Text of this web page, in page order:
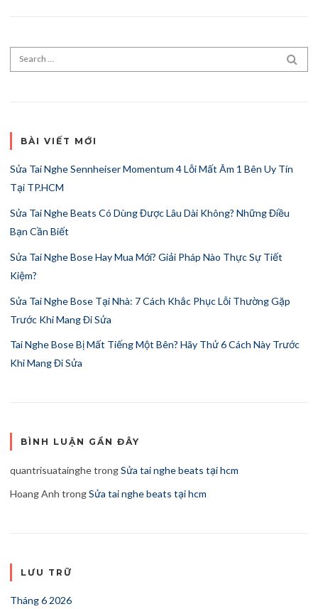
Search for:
BÀI VIẾT MỚI
Sửa Tai Nghe Sennheiser Momentum 4 Lỗi Mất Âm 1 Bên Uy Tín
Tại TP.HCM
Sửa Tai Nghe Beats Có Dùng Được Lâu Dài Không? Những Điều
Bạn Cần Biết
Sửa Tai Nghe Bose Hay Mua Mới? Giải Pháp Nào Thực Sự Tiết
Kiệm?
Sửa Tai Nghe Bose Tại Nhà: 7 Cách Khắc Phục Lỗi Thường Gặp
Trước Khi Mang Đi Sửa
Tai Nghe Bose Bị Mất Tiếng Một Bên? Hãy Thử 6 Cách Này Trước
Khi Mang Đi Sửa
BÌNH LUẬN GẦN ĐÂY
quantrisuatainghetrongSửa tai nghe beats tại hcm
Hoang Anh trongSửa tai nghe beats tại hcm
LƯU TRỮ
Tháng 6 2026